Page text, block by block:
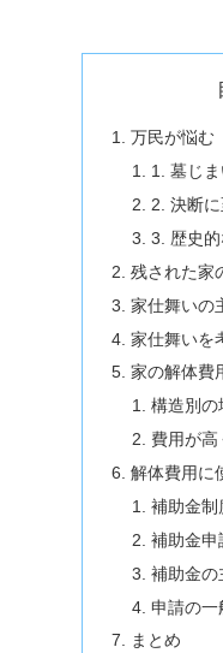
万民が悩む
1. 墓じ
2. 決断
3. 歴史
残された家
家仕舞いの
家仕舞いを
家の解体費
構造別の
費用が高
解体費用に
補助金制
補助金申
補助金の
申請の一
まとめ